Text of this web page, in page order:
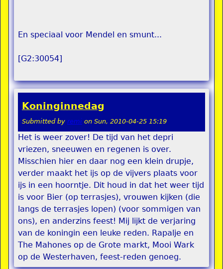
En speciaal voor Mendel en smunt...
[G2:30054]
Koninginnedag
Submitted by remi on Sun, 2010-04-25 15:19
Het is weer zover! De tijd van het depri
vriezen, sneeuwen en regenen is over.
Misschien hier en daar nog een klein drupje,
verder maakt het ijs op de vijvers plaats voor
ijs in een hoorntje. Dit houd in dat het weer tijd
is voor Bier (op terrasjes), vrouwen kijken (die
langs de terrasjes lopen) (voor sommigen van
ons), en anderzins feest! Mij lijkt de verjaring
van de koningin een leuke reden. Rapalje en
The Mahones op de Grote markt, Mooi Wark
op de Westerhaven, feest-reden genoeg.